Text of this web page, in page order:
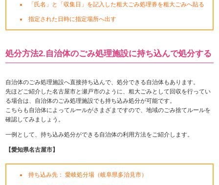
「氏名」と「収集日」を記入した粗大ごみ処理券を粗大ごみへ貼る
指定された日時に指定場所へ出す
処分方法2.自治体のごみ処理施設に持ち込んで処分する
自治体のごみ処理施設へ直接持ち込んで、処分できる自治体もあります。
先ほどご紹介した名古屋市と瀬戸市のように、粗大ごみとして回収を行ってい
る場合は、自治体のごみ処理施設でも持ち込み処分が可能です。
こちらも自治体によってルールがさまざまですので、地域のごみ捨てルールを
確認してみましょう。
一例として、持ち込み処分ができる自治体の利用方法をご紹介します。
【愛知県名古屋市】
持ち込み先： 愛岐処分場（岐阜県多治見市）